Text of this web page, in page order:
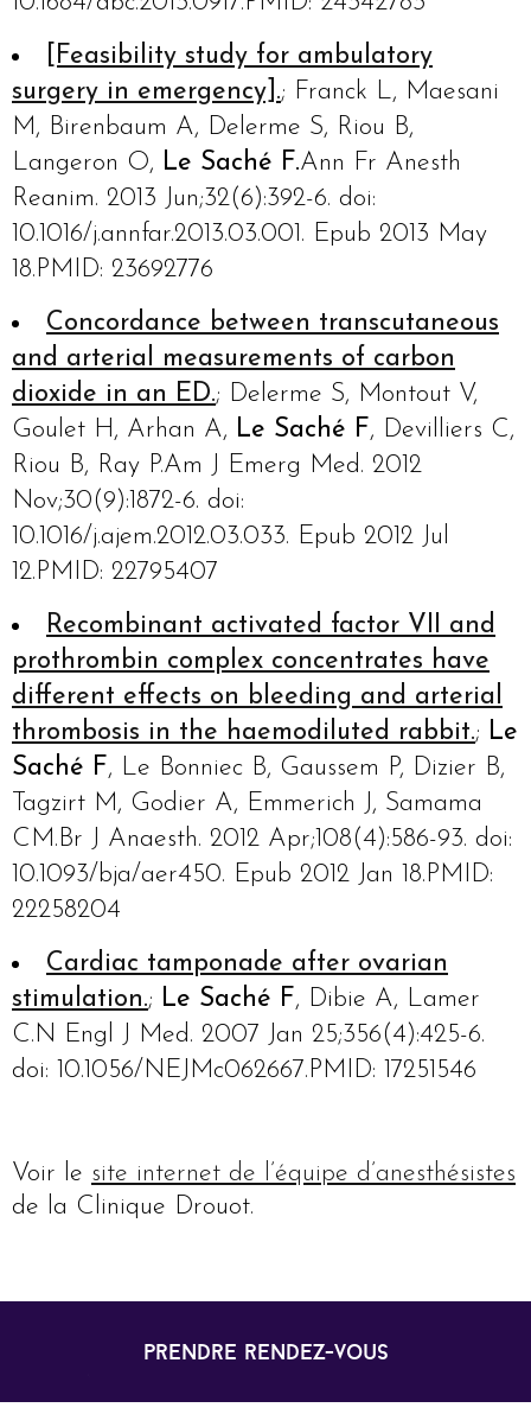
[Feasibility study for ambulatory
surgery in emergency].; Franck L, Maesani
M, Birenbaum A, Delerme S, Riou B,
Langeron O, Le Saché F.Ann Fr Anesth
Reanim. 2013 Jun;32(6):392-6. doi:
10.1016/j.annfar.2013.03.001. Epub 2013 May
18.PMID: 23692776
Concordance between transcutaneous
and arterial measurements of carbon
dioxide in an ED.; Delerme S, Montout V,
Goulet H, Arhan A, Le Saché F, Devilliers C,
Riou B, Ray P.Am J Emerg Med. 2012
Nov;30(9):1872-6. doi:
10.1016/j.ajem.2012.03.033. Epub 2012 Jul
12.PMID: 22795407
Recombinant activated factor VII and
prothrombin complex concentrates have
different effects on bleeding and arterial
thrombosis in the haemodiluted rabbit.; Le
Saché F, Le Bonniec B, Gaussem P, Dizier B,
Tagzirt M, Godier A, Emmerich J, Samama
CM.Br J Anaesth. 2012 Apr;108(4):586-93. doi:
10.1093/bja/aer450. Epub 2012 Jan 18.PMID:
22258204
Cardiac tamponade after ovarian
stimulation.; Le Saché F, Dibie A, Lamer
C.N Engl J Med. 2007 Jan 25;356(4):425-6.
doi: 10.1056/NEJMc062667.PMID: 17251546
Voir le site internet de l’équipe d’anesthésistes
de la Clinique Drouot.
prendre rendez-vous